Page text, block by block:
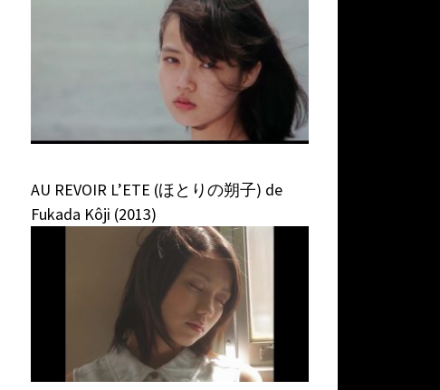
AU REVOIR L’ETE (ほとりの朔子) de
Fukada Kôji (2013)